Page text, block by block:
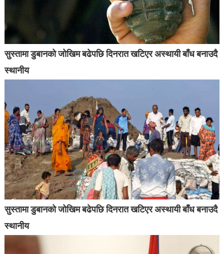
सुस्तामा डुबानको जोखिम बढेपछि दिनरात खटिएर अस्थायी बाँध बनाउदै
स्थानीय
सुस्तामा डुबानको जोखिम बढेपछि दिनरात खटिएर अस्थायी बाँध बनाउदै
स्थानीय